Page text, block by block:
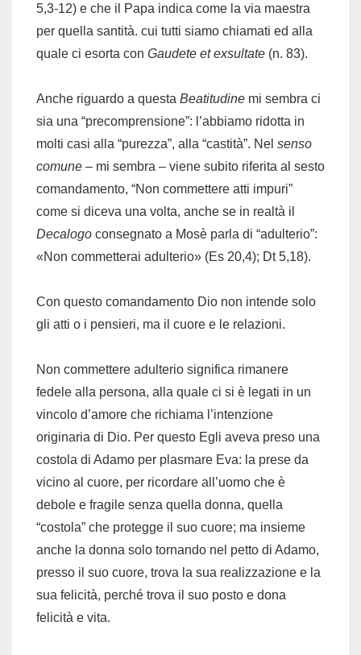
5,3-12) e che il Papa indica come la via maestra
per quella santità. cui tutti siamo chiamati ed alla
quale ci esorta con Gaudete et exsultate (n. 83).
Anche riguardo a questa Beatitudine mi sembra ci
sia una “precomprensione”: l’abbiamo ridotta in
molti casi alla “purezza”, alla “castità”. Nel senso
comune – mi sembra – viene subito riferita al sesto
comandamento, “Non commettere atti impuri”
come si diceva una volta, anche se in realtà il
Decalogo consegnato a Mosè parla di “adulterio”:
«Non commetterai adulterio» (Es 20,4); Dt 5,18).
Con questo comandamento Dio non intende solo
gli atti o i pensieri, ma il cuore e le relazioni.
Non commettere adulterio significa rimanere
fedele alla persona, alla quale ci si è legati in un
vincolo d’amore che richiama l’intenzione
originaria di Dio. Per questo Egli aveva preso una
costola di Adamo per plasmare Eva: la prese da
vicino al cuore, per ricordare all’uomo che è
debole e fragile senza quella donna, quella
“costola” che protegge il suo cuore; ma insieme
anche la donna solo tornando nel petto di Adamo,
presso il suo cuore, trova la sua realizzazione e la
sua felicità, perché trova il suo posto e dona
felicità e vita.